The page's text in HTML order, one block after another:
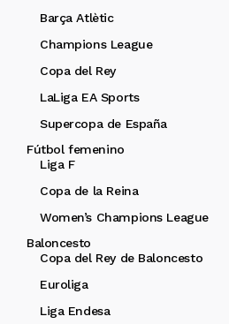
Barça Atlètic
Champions League
Copa del Rey
LaLiga EA Sports
Supercopa de España
Fútbol femenino
Liga F
Copa de la Reina
Women’s Champions League
Baloncesto
Copa del Rey de Baloncesto
Euroliga
Liga Endesa